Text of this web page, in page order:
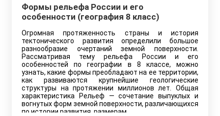
Формы рельефа России и его
особенности (география 8 класс)
Огромная протяженность страны и история
тектонического развития определили большое
разнообразие очертаний земной поверхности.
Рассматривая тему рельефа России и его
особенностей по географии в 8 классе, можно
узнать, какие формы преобладают на ее территории,
как развиваются крупнейшие геологические
структуры на протяжении миллионов лет. Общая
характеристика Рельеф — сочетание выпуклых и
вогнутых форм земной поверхности, различающихся
по истории развития, размерам…